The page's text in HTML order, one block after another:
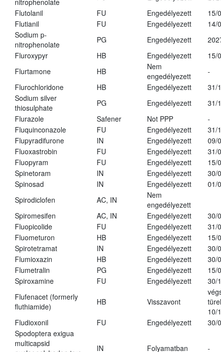
nitrophenolate
Flutolanil
FU Engedélyezett
15/
Flutianil
FU Engedélyezett
14/
Sodium p-
nitrophenolate
PG Engedélyezett
Fluroxypyr
HB Engedélyezett
15/
Flurtamone
HB
Nem
engedélyezett
-
Flurochloridone
HB Engedélyezett
31/
Sodium silver
thiosulphate
PG Engedélyezett
31/
Flurazole
Safener Not PPP
-
Fluquinconazole
FU Engedélyezett
31/
Flupyradifurone
IN Engedélyezett
09/
Fluoxastrobin
FU Engedélyezett
31/
Fluopyram
FU Engedélyezett
15/
Spinetoram
IN Engedélyezett
30/
Spinosad
IN Engedélyezett
01/
Spirodiclofen
AC, IN
Nem
engedélyezett
Spiromesifen
AC, IN Engedélyezett
30/
Fluopicolide
FU Engedélyezett
31/
Fluometuron
HB Engedélyezett
15/
Spirotetramat
IN Engedélyezett
30/
Flumioxazin
HB Engedélyezett
30/
Flumetralin
PG Engedélyezett
15/
Spiroxamine
FU Engedélyezett
30/
Flufenacet (formerly
fluthiamide)
HB Visszavont
10/
Fludioxonil
FU Engedélyezett
30/
Spodoptera exigua
multicapsid
IN Folyamatban -